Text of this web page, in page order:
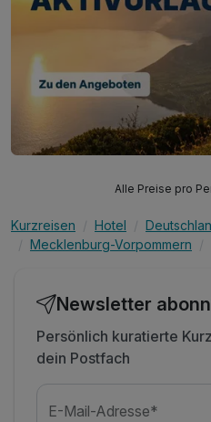
Alle Preise pro
Kurzreisen Hotel
Mecklenburg-Vorpommern
Newsletter
Persönlich kuratierte
dein Postfach
E-Mail-Adresse*